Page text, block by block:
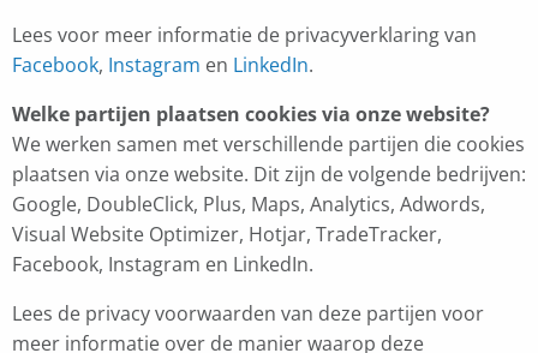
Lees voor meer informatie de privacyverklaring van
Facebook, Instagram en LinkedIn.
Welke partijen plaatsen cookies via onze website?
We werken samen met verschillende partijen die cookies
plaatsen via onze website. Dit zijn de volgende bedrijven:
Google, DoubleClick, Plus, Maps, Analytics, Adwords,
Visual Website Optimizer, Hotjar, TradeTracker,
Facebook, Instagram en LinkedIn.
Lees de privacy voorwaarden van deze partijen voor
meer informatie over de manier waarop deze